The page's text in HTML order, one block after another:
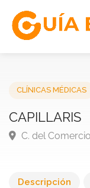
CAPILLARIS
Descripción